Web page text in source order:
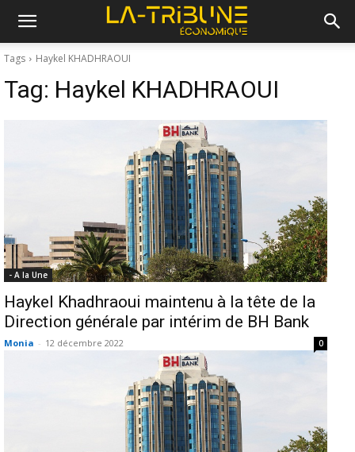
Tags Haykel KHADHRAOUI
Tag: Haykel KHADHRAOUI
- A la Une
Haykel Khadhraoui maintenu à la tête de la
Direction générale par intérim de BH Bank
Monia - 12 décembre 2022 0